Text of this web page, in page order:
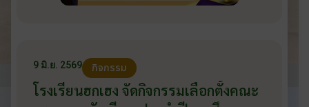
9 มิ.ย. 2569 กิจกรรม
โรงเรียนฮกเฮง จัดกิจกรรมเลือกตั้งคณะ